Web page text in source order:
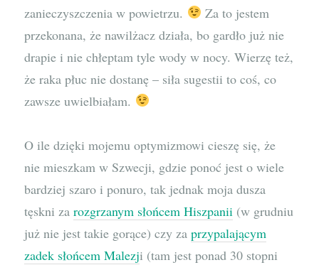
zanieczyszczenia w powietrzu.
Za to jestem
przekonana, że nawilżacz działa, bo gardło już nie
drapie i nie chłeptam tyle wody w nocy. Wierzę też,
że raka płuc nie dostanę – siła sugestii to coś, co
zawsze uwielbiałam.
O ile dzięki mojemu optymizmowi cieszę się, że
nie mieszkam w Szwecji, gdzie ponoć jest o wiele
bardziej szaro i ponuro, tak jednak moja dusza
tęskni zarozgrzanym słońcem Hiszpanii (w grudniu
już nie jest takie gorące) czy zaprzypalającym
zadek słońcem Malezji (tam jest ponad 30 stopni